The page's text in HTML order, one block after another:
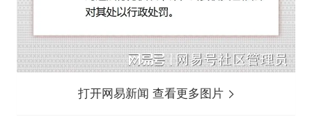
打开网易新闻 查看更多图片